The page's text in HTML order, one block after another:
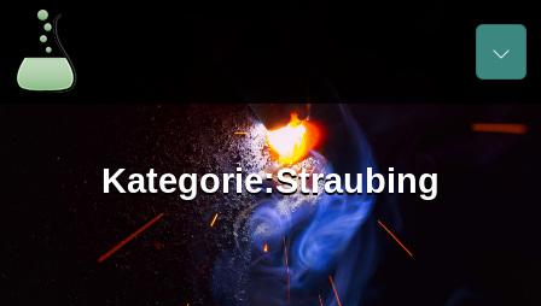
Kategorie:Straubing